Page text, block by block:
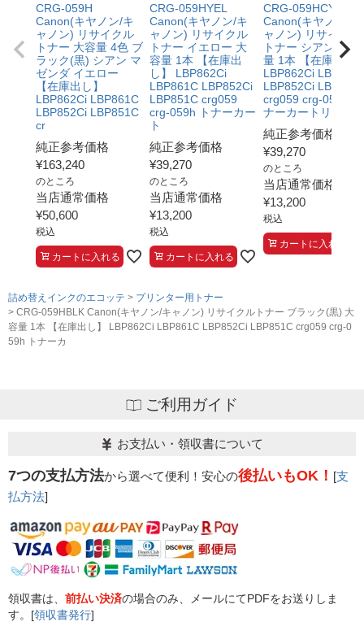
CRG-059H
Canon(キヤノン/キ
ャノン) リサイクル
トナー 大容量 4色 ブ
ラック(黒) シアン マ
ゼンダ イエロー
【在庫出し】
LBP862Ci LBP861C
LBP852Ci LBP851C
cr
純正参考価格
¥163,240
のところ
当店通常価格
¥50,600
税込
カートに入れる
CRG-059HYEL
Canon(キヤノン/キ
ャノン) リサイクル
トナー イエロー 大
容量 1本 【在庫出
し】 LBP862Ci
LBP861C LBP852Ci
LBP851C crg059
crg-059h トナーカー
ト
純正参考価格
¥39,270
のところ
当店通常価格
¥13,200
税込
カートに入れる
CRG-059HCYN
Canon(キヤノン/キ
ャノン) リサイクル
トナー シアン 大容
量 1本 【在庫出し
LBP862Ci
LBP852Ci
crg059 crg-059h ト
ナーカートリ
純正参考価格
¥39,270
のところ
当店通常価格
¥13,200
税込
カートに入れる
詰め替えインクのエコッテ
プリンター用トナー
CRG-059HBLK Canon(キヤノン/キャノン) リサイクルトナー ブラック(黒) 大
容量 1本 【在庫出し】 LBP862Ci LBP861C LBP852Ci LBP851C crg059 crg-0
59h トナーカ
ご利用ガイド
お支払い・領収書について
7つの支払方法から選べて便利！安心の後払いもOK！ [支
払方法]
領収書は、 前払い決済の場合のみ、メールにてPDFをお送りしま
す。[領収書発行]